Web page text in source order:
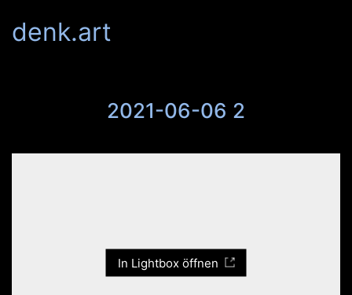
denk.art
2021-06-06 2
In Lightbox öffnen